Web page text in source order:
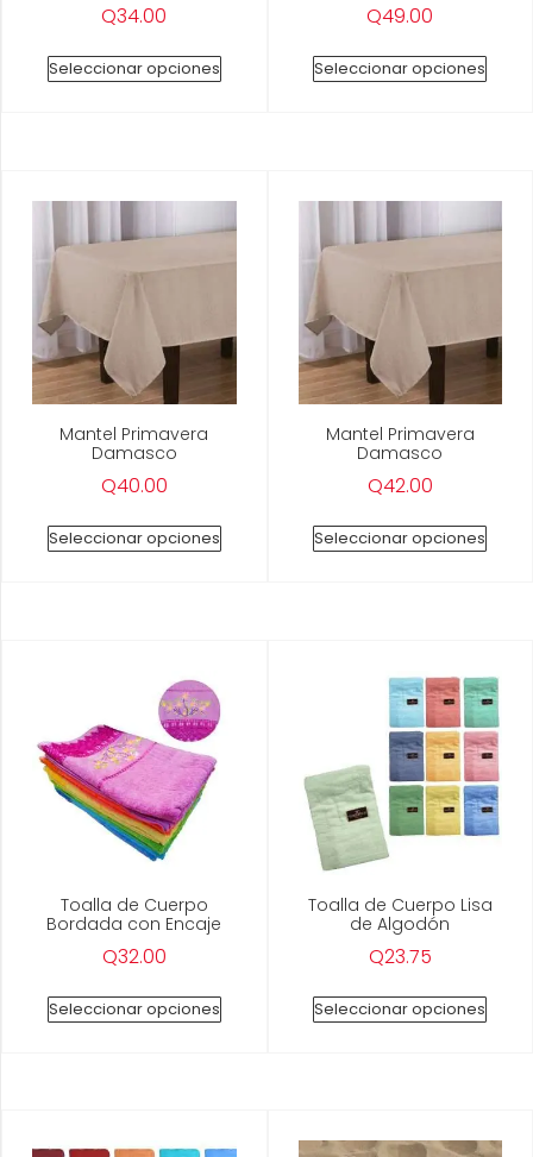
Q34.00
Seleccionar opciones
Q49.00
Seleccionar opciones
Mantel Primavera
Damasco
Q40.00
Seleccionar opciones
Mantel Primavera
Damasco
Q42.00
Seleccionar opciones
Toalla de Cuerpo
Bordada con Encaje
Q32.00
Seleccionar opciones
Toalla de Cuerpo Lisa
de Algodón
Q23.75
Seleccionar opciones